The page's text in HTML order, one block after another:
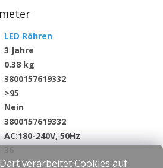
verarbeitet Cookies auf
LED Röhren
3 Jahre
0.38 kg
3800157619332
>95
Nein
3800157619332
AC:180-240V, 50Hz
IP20